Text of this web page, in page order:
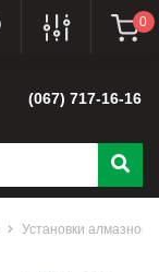
0
(067) 717-16-16
Установки алмазного